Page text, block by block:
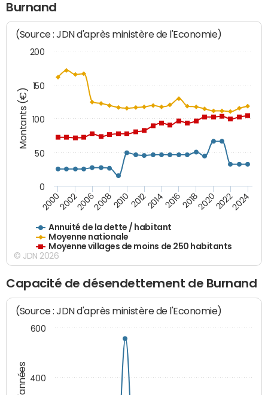
Burnand
Montants (€)
(Source : JDN d'après ministère de l'Economie)
Annuité de la dette / habitant
Moyenne nationale
Moyenne villages de moins de 250 habitants
200020022006200820102012201420162018202020222024
0
50
100
150
200
© JDN 2026
Capacité de désendettement de Burnand
(Source : JDN d'après ministère de l'Economie)
400
600